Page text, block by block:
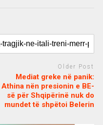
Older Post
Mediat greke në panik:
Athina nën presionin e BE-
së për Shqipërinë nuk do
mundet të shpëtoi Belerin